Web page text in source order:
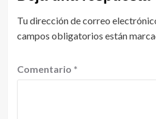
Tu dirección de correo
campos obligatorios están
Comentario *